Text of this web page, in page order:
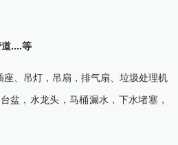
....等
吊灯，吊扇，排气扇、垃圾处理机
盆，水龙头，马桶漏水，下水堵塞，